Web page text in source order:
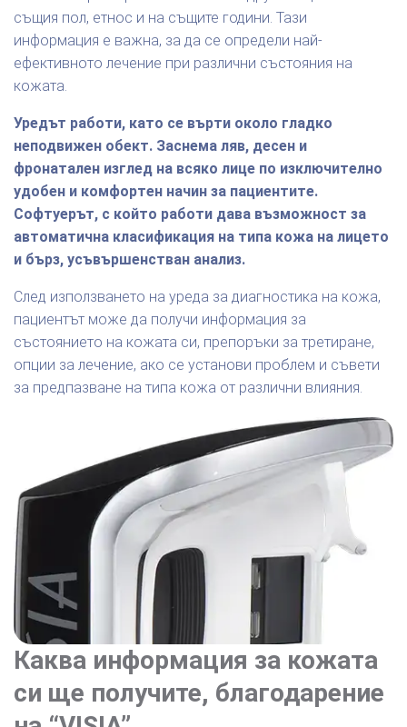
същия пол, етнос и на същите години. Тази
информация е важна, за да се определи най-
ефективното лечение при различни състояния на
кожата.
Уредът работи, като се върти около гладко
неподвижен обект. Заснема ляв, десен и
фронатален изглед на всяко лице по изключително
удобен и комфортен начин за пациентите.
Софтуерът, с който работи дава възможност за
автоматична класификация на типа кожа на лицето
и бърз, усъвършенстван анализ.
След използването на уреда за диагностика на кожа,
пациентът може да получи информация за
състоянието на кожата си, препоръки за третиране,
опции за лечение, ако се установи проблем и съвети
за предпазване на типа кожа от различни влияния.
Каква информация за кожата
си ще получите, благодарение